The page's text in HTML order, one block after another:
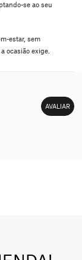
se ao seu
estar, sem
ocasião exige.